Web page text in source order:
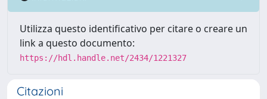
Utilizza questo identificativo per citare o creare un
link a questo documento:
https://hdl.handle.net/2434/1221327
Citazioni